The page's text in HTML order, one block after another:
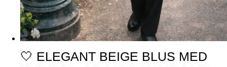
🤍 ELEGANT BEIGE BLUS MED